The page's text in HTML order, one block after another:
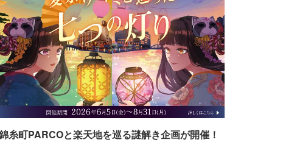
糸町PARCOと楽天地を巡る謎解き企画が開催！